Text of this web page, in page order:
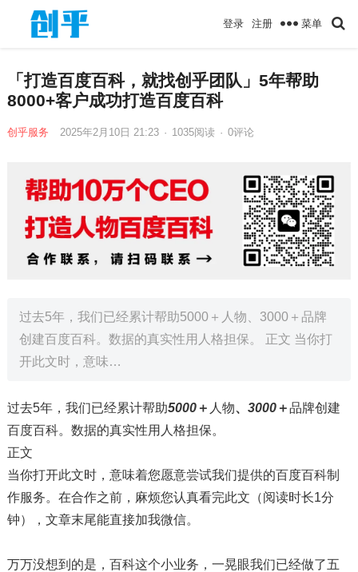
登录 注册 菜单
「打造百度百科，就找创乎团队」5年帮助
8000+客户成功打造百度百科
创乎服务 2025年2月10日 21:23 · 1035阅读 · 0评论
过去5年，我们已经累计帮助5000＋人物、3000＋品牌
创建百度百科。数据的真实性用人格担保。 正文 当你打
开此文时，意味…
过去5年，我们已经累计帮助5000＋ 人物、 3000＋品牌创建
百度百科。数据的真实性用人格担保。
正文
当你打开此文时，意味着您愿意尝试我们提供的百度百科制
作服务。在合作之前，麻烦您认真看完此文（阅读时长1分
钟），文章末尾能直接加我微信。
万万没想到的是，百科这个小业务，一晃眼我们已经做了五